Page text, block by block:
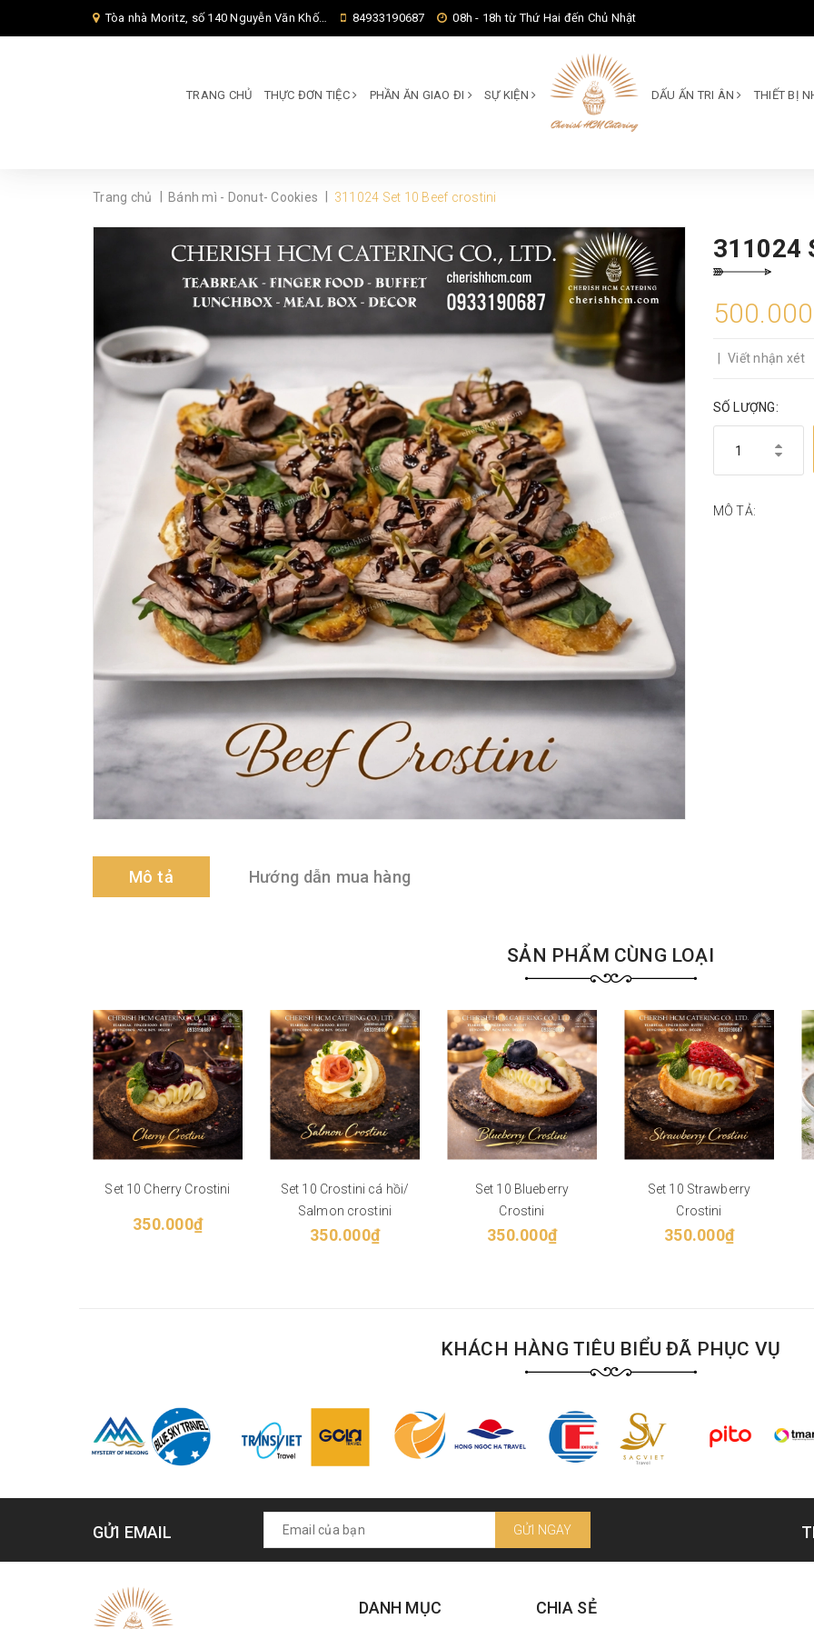
Tòa nhà Moritz, số 140 Nguyễn Văn Khối, Phường Thông Tây Hội, Thành phố Hồ Chí Minh, TP Hồ Chí Minh, 84933190687 08h - 18h từ Thứ Hai đến Chủ Nhật
TRANG CHỦ THỰC ĐƠN TIỆC PHẦN ĂN GIAO ĐI SỰ KIỆN DẤU ẤN TRI ÂN THIẾT BỊ
Trang chủ Bánh mì - Donut- Cookies 311024 Set 10 Beef crostini
311024
Viết nhận xét
SỐ LƯỢNG:
MÔ TẢ:
Mô tả Hướng dẫn mua hàng
SẢN PHẨM CÙNG LOẠI
Set 10 Cherry Crostini
350.000₫
Set 10 Crostini cá hồi/
Salmon crostini
350.000₫
Set 10 Blueberry
Crostini
350.000₫
Set 10 Strawberry
Crostini
350.000₫
KHÁCH HÀNG TIÊU BIỂU ĐÃ PHỤC VỤ
GỬI EMAIL GỬI NGAY
DANH MỤC CHIA SẺ